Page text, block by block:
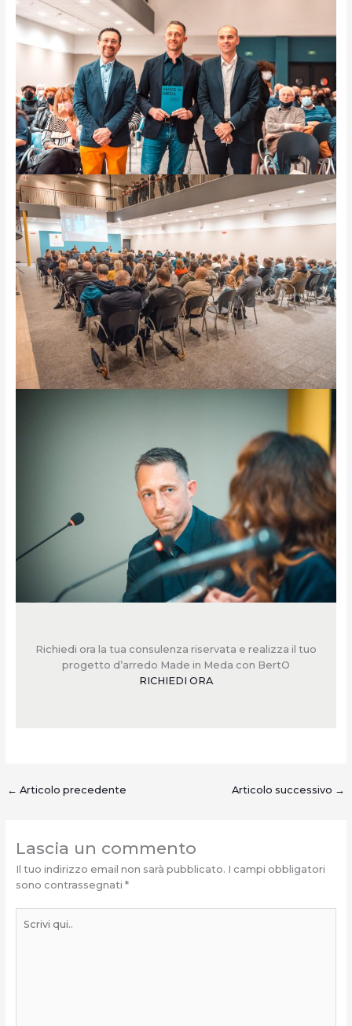
Richiedi ora la tua consulenza riservata e realizza il tuo
progetto d’arredo Made in Meda con BertO
RICHIEDI ORA
← Articolo precedente Articolo successivo →
Lascia un commento
Il tuo indirizzo email non sarà pubblicato. I campi obbligatori
sono contrassegnati *
qui..